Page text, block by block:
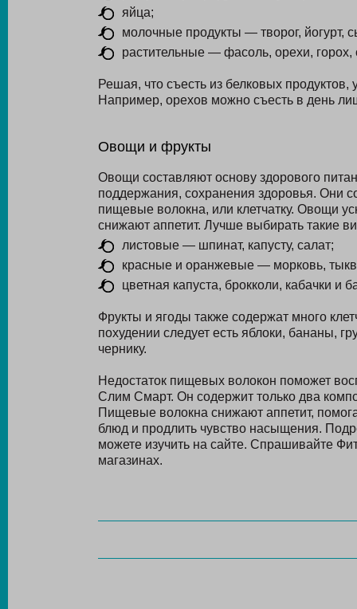
яйца;
молочные продукты — творог, йогурт,
растительные — фасоль, орехи, горох,
Решая, что съесть из белковых
Например, орехов можно съесть в день
Овощи и фрукты
Овощи составляют основу здорового
поддержания, сохранения здоровья. Они
пищевые волокна, или клетчатку. Овощи
снижают аппетит. Лучше выбирать такие
листовые — шпинат, капусту, салат;
красные и оранжевые — морковь,
цветная капуста, брокколи, кабачки и
Фрукты и ягоды также содержат много
похудении следует есть яблоки, бананы,
чернику.
Недостаток пищевых волокон поможет
Слим Смарт. Он содержит только два
Пищевые волокна снижают аппетит,
блюд и продлить чувство насыщения.
можете изучить на сайте. Спрашивайте
магазинах.